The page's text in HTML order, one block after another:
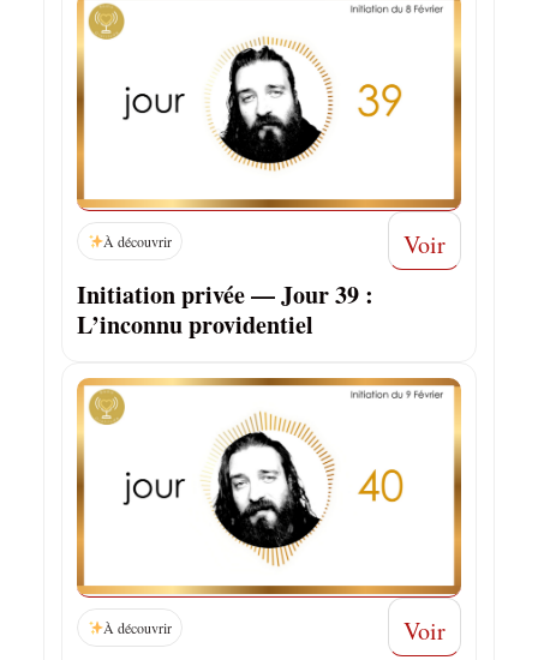
À découvrir Voir
Initiation privée — Jour 39 :
L’inconnu providentiel
À découvrir Voir